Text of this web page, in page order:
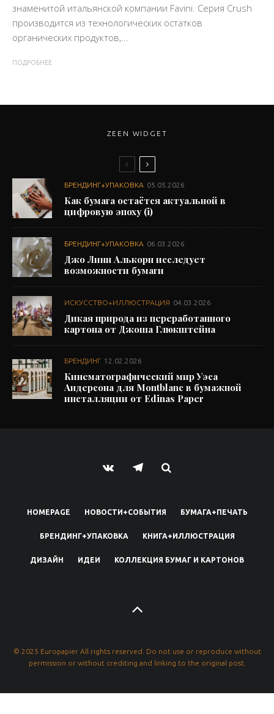
знаменитой итальянской компании Favini. Серия Crush
производится из технологических остатков
органических продуктов,...
ПОДРОБНЕЕ
ZEEN WIDGET
БРЕНДИНГ+УПАКОВКА 05.05.2026
Как бумага остаётся актуальной в
цифровую эпоху (i)
БРЕНДИНГ+УПАКОВКА 06.03.2026
Джо Линн Алькорн исследует
возможности бумаги
ИСКУССТВО+ИЛЛЮСТРАЦИЯ 04.03.2026
Дикая природа из переработанного
картона от Джоша Глюкштейна
БРЕНДИНГ 12.02.2026
Кинематографический мир Уэса
Андерсона для Montblanc в бумажной
инсталляции от Edinas Paper
HOMEPAGE НОВОСТИ+СОБЫТИЯ БУМАГА+ПЕЧАТЬ
БРЕНДИНГ+УПАКОВКА КНИГА+ИЛЛЮСТРАЦИЯ
ДИЗАЙН ИДЕИ КОЛЛЕКЦИЯ БУМАГ И КАРТОНОВ
© 2025 Europapier All rights reserved. Do not use or reproduce without
permission or without crediting and linking to the original post.